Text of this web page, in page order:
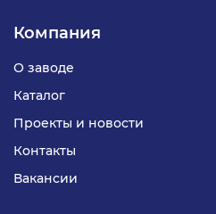
Компания
О заводе
Каталог
Проекты и новости
Контакты
Вакансии